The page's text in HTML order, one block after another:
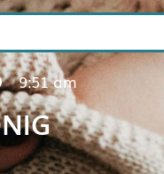
9:51 am